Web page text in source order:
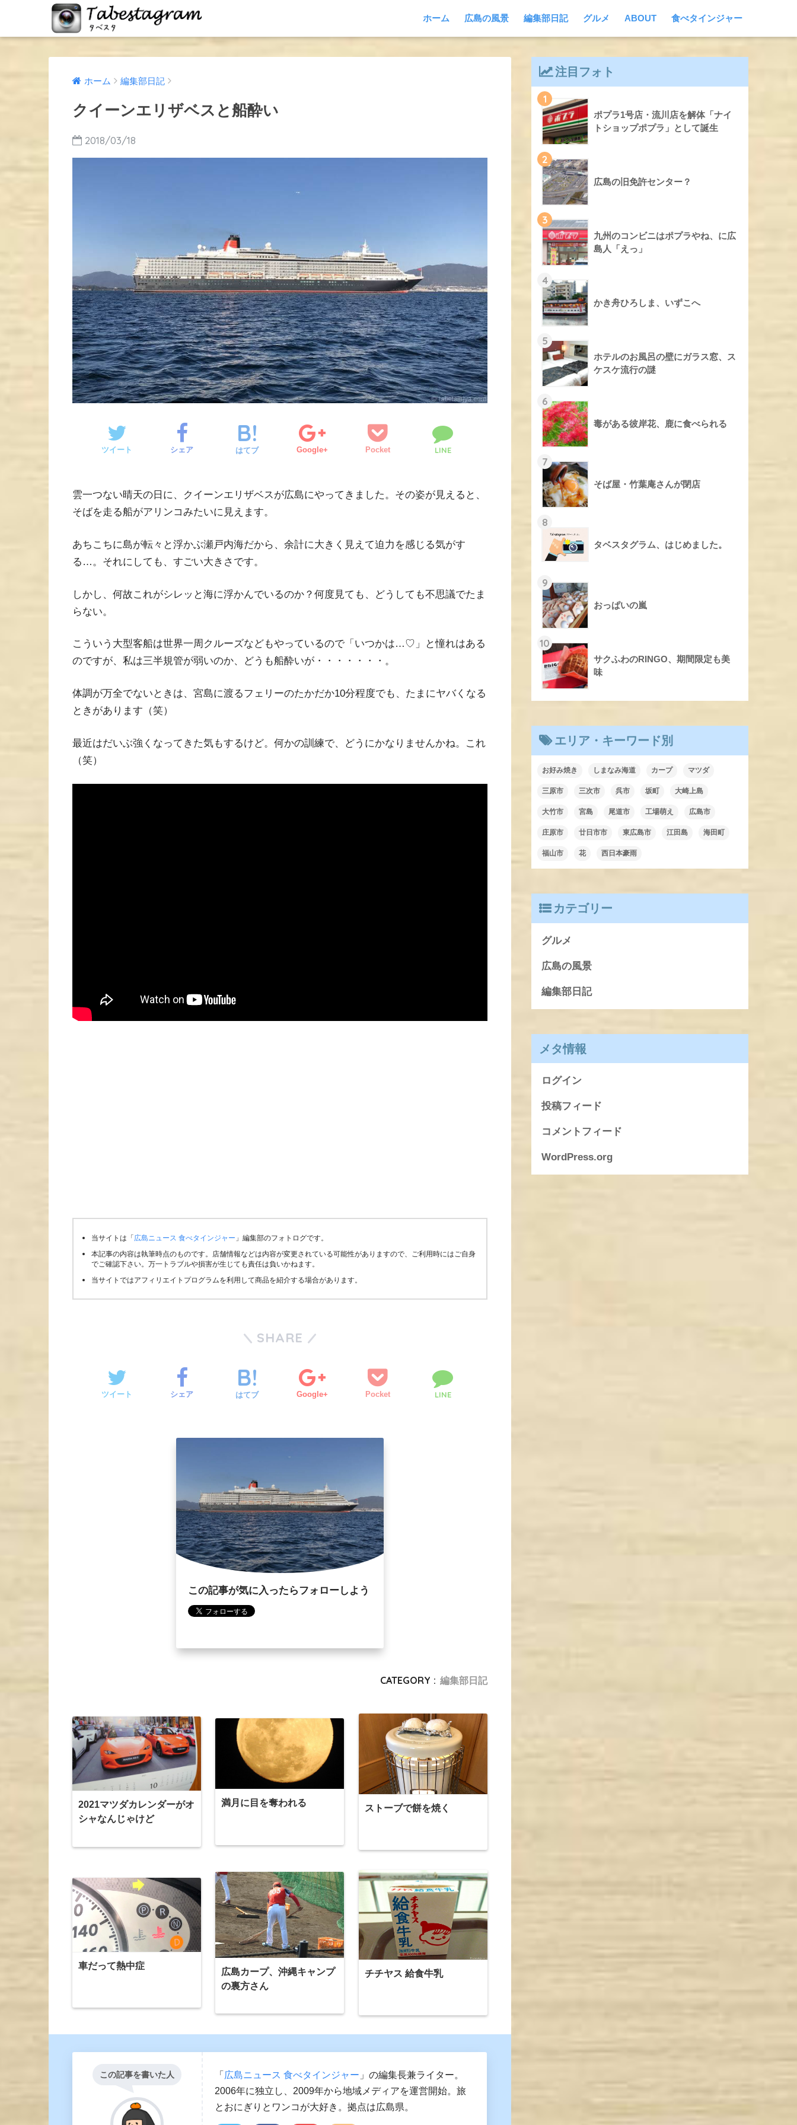
ホーム 広島の風景 編集部日記 グルメ ABOUT 食べタインジャー
ホーム 編集部日記
クイーンエリザベスと船酔い
2018/03/18
ツイート シェア はてブ Google+ Pocket LINE
雲一つない晴天の日に、クイーンエリザベスが広島にやってきました。その姿が見えると、
そばを走る船がアリンコみたいに見えます。
あちこちに島が転々と浮かぶ瀬戸内海だから、余計に大きく見えて迫力を感じる気がす
る…。それにしても、すごい大きさです。
しかし、何故これがシレッと海に浮かんでいるのか？何度見ても、どうしても不思議でたま
らない。
こういう大型客船は世界一周クルーズなどもやっているので「いつかは…♡」と憧れはある
のですが、私は三半規管が弱いのか、どうも船酔いが・・・・・・・。
体調が万全でないときは、宮島に渡るフェリーのたかだか10分程度でも、たまにヤバくなる
ときがあります（笑）
最近はだいぶ強くなってきた気もするけど。何かの訓練で、どうにかなりませんかね。これ
（笑）
当サイトは「広島ニュース 食べタインジャー 」編集部のフォトログです。
本記事の内容は執筆時点のものです。店舗情報などは内容が変更されている可能性がありますので、ご利用時にはご自身
でご確認下さい。万一トラブルや損害が生じても責任は負いかねます。
当サイトではアフィリエイトプログラムを利用して商品を紹介する場合があります。
SHARE
ツイート シェア はてブ Google+ Pocket LINE
この記事が気に入ったらフォローしよう
CATEGORY : 編集部日記
2021マツダカレンダーがオ
シャなんじゃけど
満月に目を奪われる ストーブで餅を焼く
車だって熱中症
広島カープ、沖縄キャンプ
の裏方さん
チチヤス 給食牛乳
この記事を書いた人 「広島ニュース 食べタインジャー 」の編集長兼ライター。
2006年に独立し、2009年から地域メディアを運営開始。旅
とおにぎりとワンコが大好き。拠点は広島県。
注目フォト
1
ポプラ1号店・流川店を解体「ナイ
トショップポプラ」として誕生
2
広島の旧免許センター？
3
九州のコンビニはポプラやね、に広
島人「えっ」
4
かき舟ひろしま、いずこへ
5
ホテルのお風呂の壁にガラス窓、ス
ケスケ流行の謎
6
毒がある彼岸花、鹿に食べられる
7
そば屋・竹葉庵さんが閉店
8
タベスタグラム、はじめました。
9
おっぱいの嵐
10
サクふわのRINGO、期間限定も美
味
エリア・キーワード別
お好み焼き しまなみ海道 カープ マツダ
三原市 三次市 呉市 坂町 大崎上島
大竹市 宮島 尾道市 工場萌え 広島市
庄原市 廿日市市 東広島市 江田島 海田町
福山市 花 西日本豪雨
カテゴリー
グルメ
広島の風景
編集部日記
メタ情報
ログイン
投稿フィード
コメントフィード
WordPress.org